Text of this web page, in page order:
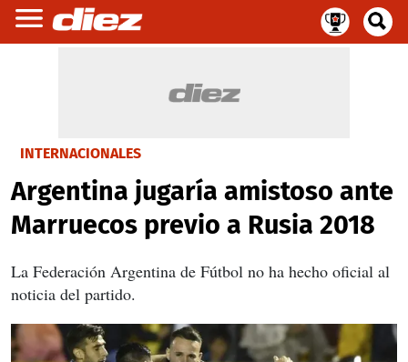
INTERNACIONALES
Argentina jugaría amistoso ante
Marruecos previo a Rusia 2018
La Federación Argentina de Fútbol no ha hecho oficial al
noticia del partido.